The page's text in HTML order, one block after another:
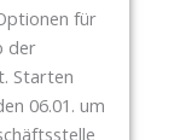
für
der
Starten
06.01. um